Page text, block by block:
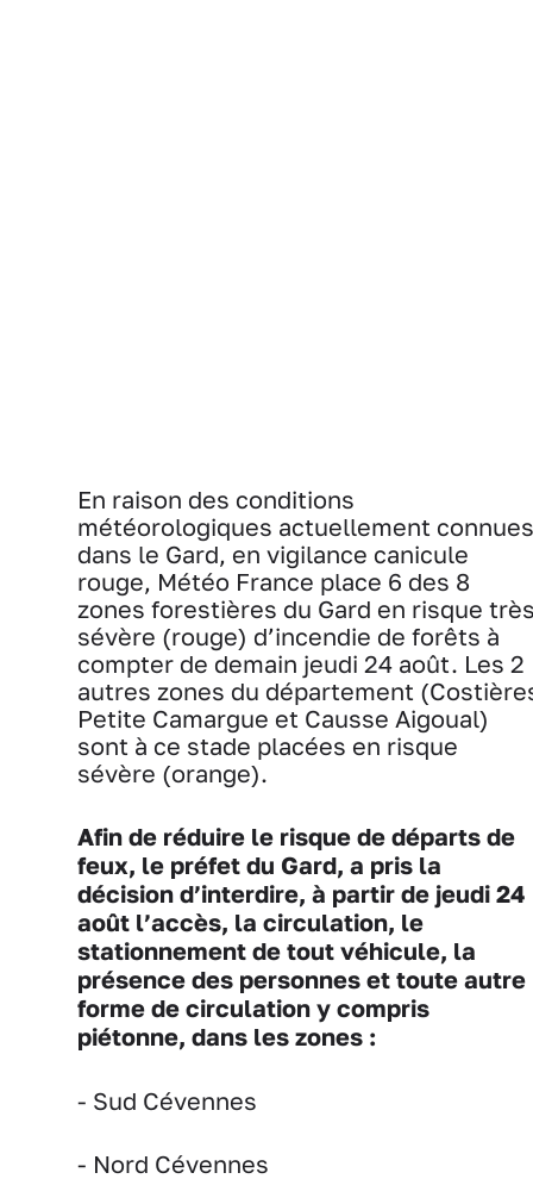
En raison des conditions
météorologiques actuellement connues
dans le Gard, en vigilance canicule
rouge, Météo France place 6 des 8
zones forestières du Gard en risque
sévère (rouge) d’incendie de forêts à
compter de demain jeudi 24 août. Les 2
autres zones du département
Petite Camargue et Causse Aigoual)
sont à ce stade placées en risque
sévère (orange).
Afin de réduire le risque de départs de
feux, le préfet du Gard, a pris la
décision d’interdire, à partir de jeudi 24
août l’accès, la circulation, le
stationnement de tout véhicule, la
présence des personnes et toute autre
forme de circulation y compris
piétonne, dans les zones :
- Sud Cévennes
- Nord Cévennes